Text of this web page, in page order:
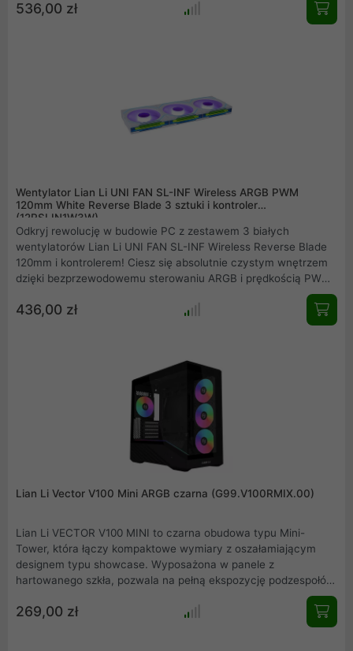
zadowolą nawet najbardziej wymagających użytkowników. To
536,00 zł
Wentylator Lian Li UNI FAN SL-INF Wireless ARGB PWM
120mm White Reverse Blade 3 sztuki i kontroler
(12RSLIN1W3W)
Odkryj rewolucję w budowie PC z zestawem 3 białych
wentylatorów Lian Li UNI FAN SL-INF Wireless Reverse Blade
120mm i kontrolerem! Ciesz się absolutnie czystym wnętrzem
dzięki bezprzewodowemu sterowaniu ARGB i prędkością PWM
oraz technologii daisy-chain, która minimalizuje liczbę kabli.
Odwrócone łopatki zapewniają idealny wygląd jako wentylatory
wlotowe, nie tracąc przy tym na fenomenalnej wydajności
wymarzony, uporządkowany i stylowy build jest teraz w
436,00 zł
Lian Li Vector V100 Mini ARGB czarna (G99.V100RMIX.00)
Lian Li VECTOR V100 MINI to czarna obudowa typu Mini-
Tower, która łączy kompaktowe wymiary z oszałamiającym
designem typu showcase. Wyposażona w panele z
hartowanego szkła, pozwala na pełną ekspozycję podzespołów
przy zachowaniu doskonałego przepływu powietrza dzięki
przemyślanej konstrukcji. Model ten wspiera nowoczesne płyty
główne ze złączami z tyłu oraz najpotężniejsze karty graficzne
269,00 zł